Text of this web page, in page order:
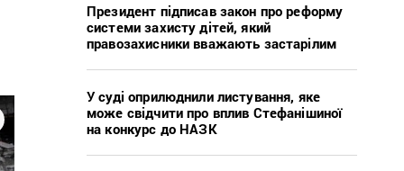
Президент підписав закон про реформу
системи захисту дітей, який
правозахисники вважають застарілим
У суді оприлюднили листування, яке
може свідчити про вплив Стефанішиної
на конкурс до НАЗК